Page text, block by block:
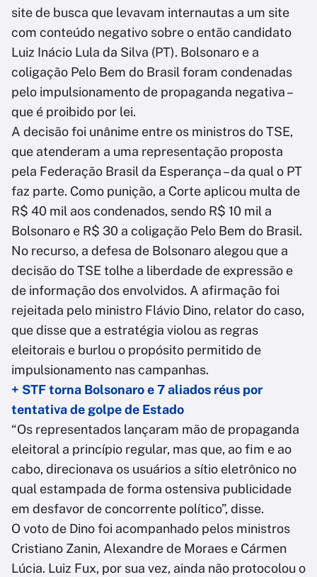
site de busca que levavam internautas a um site
com conteúdo negativo sobre o então candidato
Luiz Inácio Lula da Silva (PT). Bolsonaro e a
coligação Pelo Bem do Brasil foram condenadas
pelo impulsionamento de propaganda negativa –
que é proibido por lei.
A decisão foi unânime entre os ministros do TSE,
que atenderam a uma representação proposta
pela Federação Brasil da Esperança – da qual o PT
faz parte. Como punição, a Corte aplicou multa de
R$ 40 mil aos condenados, sendo R$ 10 mil a
Bolsonaro e R$ 30 a coligação Pelo Bem do Brasil.
No recurso, a defesa de Bolsonaro alegou que a
decisão do TSE tolhe a liberdade de expressão e
de informação dos envolvidos. A afirmação foi
rejeitada pelo ministro Flávio Dino, relator do caso,
que disse que a estratégia violou as regras
eleitorais e burlou o propósito permitido de
impulsionamento nas campanhas.
+ STF torna Bolsonaro e 7 aliados réus por
tentativa de golpe de Estado
“Os representados lançaram mão de propaganda
eleitoral a princípio regular, mas que, ao fim e ao
cabo, direcionava os usuários a sítio eletrônico no
qual estampada de forma ostensiva publicidade
em desfavor de concorrente político”, disse.
O voto de Dino foi acompanhado pelos ministros
Cristiano Zanin, Alexandre de Moraes e Cármen
Lúcia. Luiz Fux, por sua vez, ainda não protocolou o